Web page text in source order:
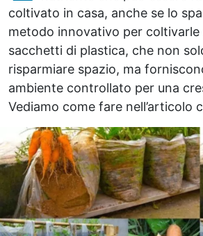
coltivato in casa, anche se lo
metodo innovativo per coltivarle
sacchetti di plastica, che non
risparmiare spazio, ma
ambiente controllato per una
Vediamo come fare nell’articolo